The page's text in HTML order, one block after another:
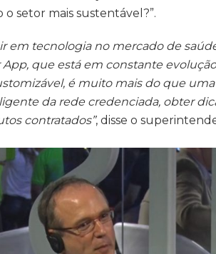
setor mais sustentável?”.
em tecnologia no mercado de
que está em constante
é muito mais do que
da rede credenciada, obter
contratados”, disse o